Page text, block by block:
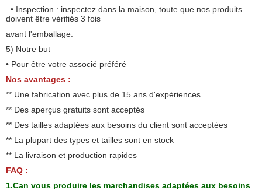
. • Inspection : inspectez dans la maison, toute que nos produits
doivent être vérifiés 3 fois
avant l'emballage.
5) Notre but
• Pour être votre associé préféré
Nos avantages :
** Une fabrication avec plus de 15 ans d'expériences
** Des aperçus gratuits sont acceptés
** Des tailles adaptées aux besoins du client sont acceptées
** La plupart des types et tailles sont en stock
** La livraison et production rapides
FAQ :
1.Can vous produire les marchandises adaptées aux besoins